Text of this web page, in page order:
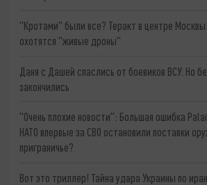
"Кротами" были все? Теракт в центре
охотятся "живые дроны"
Даня с Дашей спаслись от боевиков ВСУ. Но
закончились
"Очень плохие новости": Большая ошибка
НАТО впервые за СВО остановили поставки
приграничье?
Вот это триллер! Тайна удара Украины по